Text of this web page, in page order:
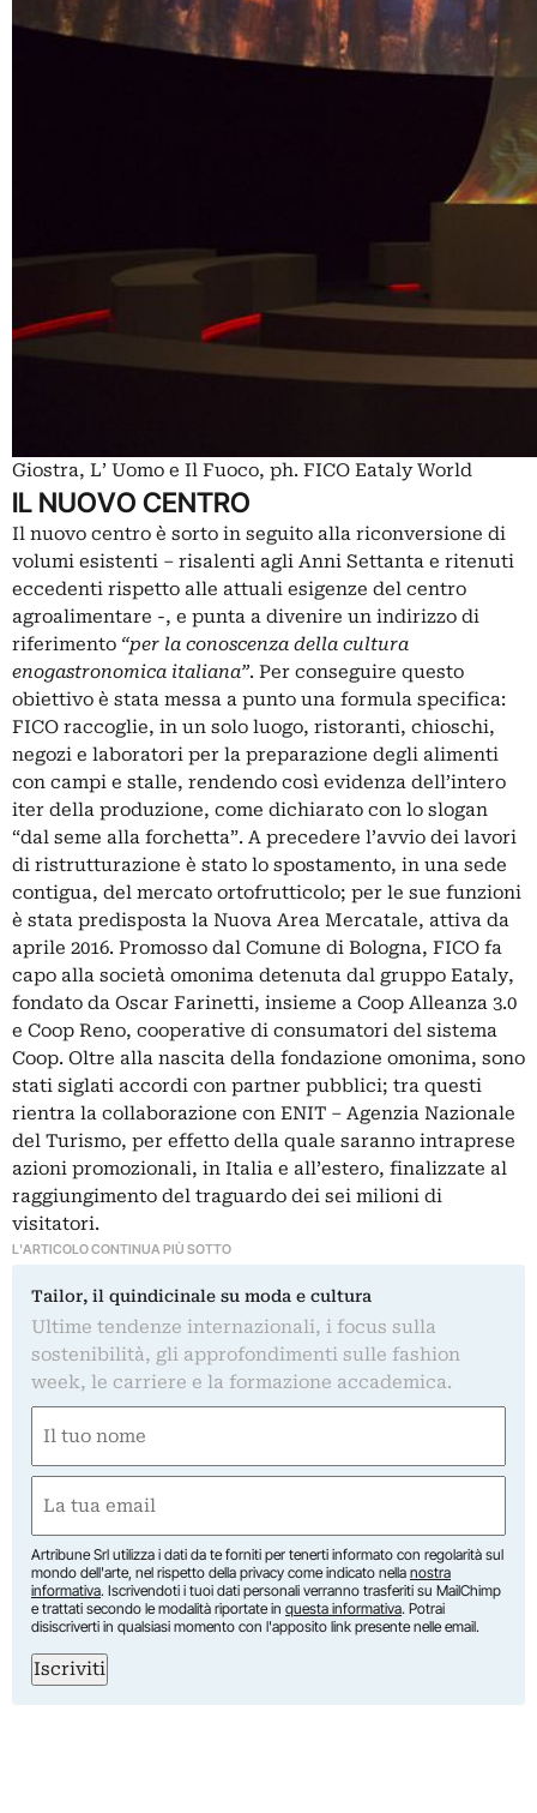
Giostra, L’ Uomo e Il Fuoco, ph. FICO Eataly World
IL NUOVO CENTRO
Il nuovo centro è sorto in seguito alla riconversione di
volumi esistenti – risalenti agli Anni Settanta e ritenuti
eccedenti rispetto alle attuali esigenze del centro
agroalimentare -, e punta a divenire un indirizzo di
riferimento “per la conoscenza della cultura
enogastronomica italiana”. Per conseguire questo
obiettivo è stata messa a punto una formula specifica:
FICO raccoglie, in un solo luogo, ristoranti, chioschi,
negozi e laboratori per la preparazione degli alimenti
con campi e stalle, rendendo così evidenza dell’intero
iter della produzione, come dichiarato con lo slogan
“dal seme alla forchetta”. A precedere l’avvio dei lavori
di ristrutturazione è stato lo spostamento, in una sede
contigua, del mercato ortofrutticolo; per le sue funzioni
è stata predisposta la Nuova Area Mercatale, attiva da
aprile 2016. Promosso dal Comune di Bologna, FICO fa
capo alla società omonima detenuta dal gruppo Eataly,
fondato da Oscar Farinetti, insieme a Coop Alleanza 3.0
e Coop Reno, cooperative di consumatori del sistema
Coop. Oltre alla nascita della fondazione omonima, sono
stati siglati accordi con partner pubblici; tra questi
rientra la collaborazione con ENIT – Agenzia Nazionale
del Turismo, per effetto della quale saranno intraprese
azioni promozionali, in Italia e all’estero, finalizzate al
raggiungimento del traguardo dei sei milioni di
visitatori.
L'ARTICOLO CONTINUA PIÙ SOTTO
Tailor, il quindicinale su moda e cultura
Ultime tendenze internazionali, i focus sulla
sostenibilità, gli approfondimenti sulle fashion
week, le carriere e la formazione accademica.
(Obbligatorio)
Nome
(Obbligatorio)
Artribune Srl utilizza i dati da te forniti per tenerti informato con regolarità sul
mondo dell'arte, nel rispetto della privacy come indicato nella nostra
informativa. Iscrivendoti i tuoi dati personali verranno trasferiti su MailChimp
e trattati secondo le modalità riportate in questa informativa. Potrai
disiscriverti in qualsiasi momento con l'apposito link presente nelle email.
Iscriviti